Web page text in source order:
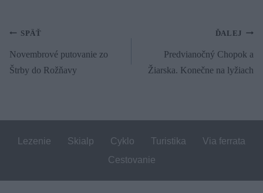
Navigácia
SPÄŤ
Novembrové putovanie zo
Štrby do Rožňavy
ĎALEJ
Predvianočný Chopok a
Žiarska. Konečne na lyžiach
Lezenie Skialp Cyklo Turistika
Via ferrata
Cestovanie